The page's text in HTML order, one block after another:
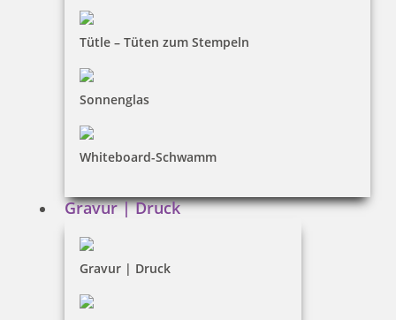
Tütle – Tüten zum Stempeln
Sonnenglas
Whiteboard-Schwamm
Gravur | Druck
Gravur | Druck
Bestellhinweise
INFORMATIONEN
Impressum
Widerruf
Barrierefreiheit
Vertrag widerrufen